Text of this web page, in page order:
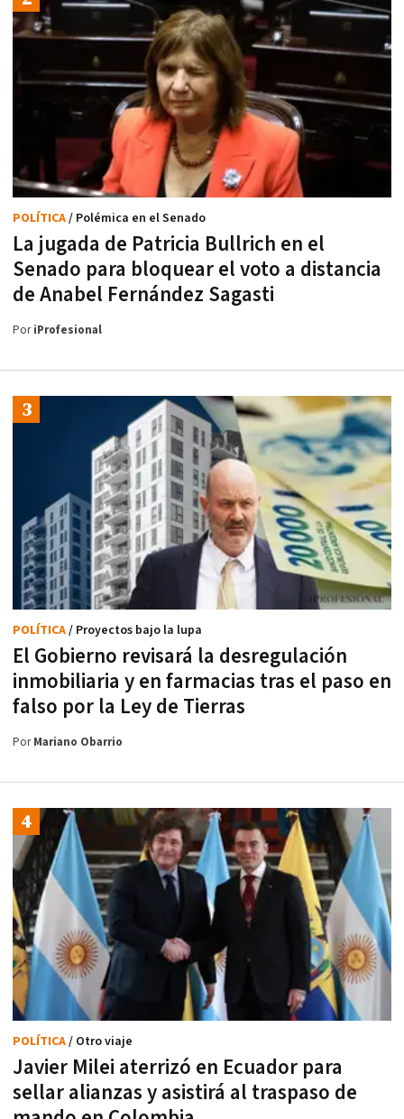
La jugada de Patricia Bullrich en el
Senado para bloquear el voto a distancia
de Anabel Fernández Sagasti
POLÍTICA/ Polémica en el Senado
PoriProfesional
El Gobierno revisará la desregulación
inmobiliaria y en farmacias tras el paso en
falso por la Ley de Tierras
POLÍTICA/ Proyectos bajo la lupa
PorMariano Obarrio
Javier Milei aterrizó en Ecuador para
sellar alianzas y asistirá al traspaso de
POLÍTICA/ Otro viaje